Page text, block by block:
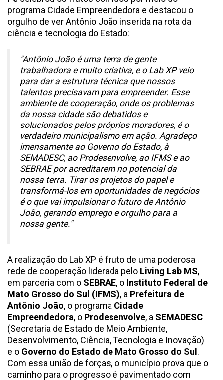
programa Cidade Empreendedora e destacou o
orgulho de ver Antônio João inserida na rota da
ciência e tecnologia do Estado:
"Antônio João é uma terra de gente
trabalhadora e muito criativa, e o Lab XP veio
para dar a estrutura técnica que nossos
talentos precisavam para empreender. Esse
ambiente de cooperação, onde os problemas
da nossa cidade são debatidos e
solucionados pelos próprios moradores, é o
verdadeiro municipalismo em ação. Agradeço
imensamente ao Governo do Estado, à
SEMADESC, ao Prodesenvolve, ao IFMS e ao
SEBRAE por acreditarem no potencial da
nossa terra. Tirar os projetos do papel e
transformá-los em oportunidades de negócios
é o que vai impulsionar o futuro de Antônio
João, gerando emprego e orgulho para a
nossa gente."
A realização do Lab XP é fruto de uma poderosa
rede de cooperação liderada pelo Living Lab MS,
em parceria com o SEBRAE, o Instituto Federal de
Mato Grosso do Sul (IFMS), a Prefeitura de
Antônio João, o programa Cidade
Empreendedora, o Prodesenvolve, a SEMADESC
(Secretaria de Estado de Meio Ambiente,
Desenvolvimento, Ciência, Tecnologia e Inovação)
e o Governo do Estado de Mato Grosso do Sul .
Com essa união de forças, o município prova que o
caminho para o progresso é pavimentado com